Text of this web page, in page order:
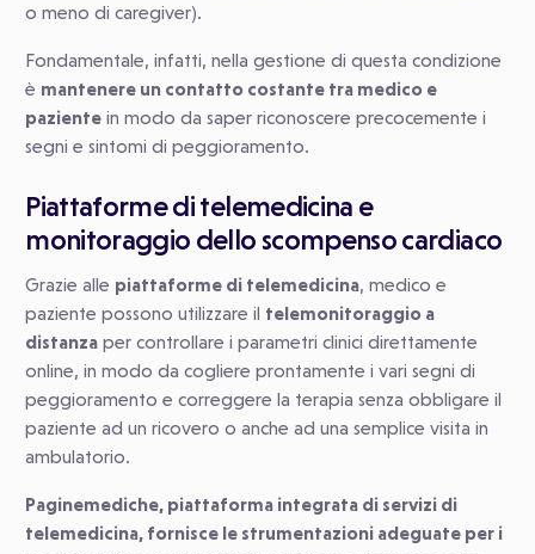
o meno di caregiver).
Fondamentale, infatti, nella gestione di questa condizione
è mantenere un contatto costante tra medico e
paziente in modo da saper riconoscere precocemente i
segni e sintomi di peggioramento.
Piattaforme di telemedicina e
monitoraggio dello scompenso cardiaco
Grazie alle piattaforme di telemedicina, medico e
paziente possono utilizzare il telemonitoraggio a
distanza per controllare i parametri clinici direttamente
online, in modo da cogliere prontamente i vari segni di
peggioramento e correggere la terapia senza obbligare il
paziente ad un ricovero o anche ad una semplice visita in
ambulatorio.
Paginemediche, piattaforma integrata di servizi di
telemedicina, fornisce le strumentazioni adeguate per i